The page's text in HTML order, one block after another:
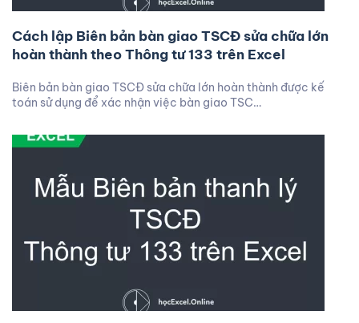
Cách lập Biên bản bàn giao TSCĐ sửa chữa lớn
hoàn thành theo Thông tư 133 trên Excel
Biên bản bàn giao TSCĐ sửa chữa lớn hoàn thành được kế
toán sử dụng để xác nhận việc bàn giao TSC…